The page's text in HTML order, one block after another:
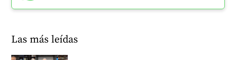
Las más leídas